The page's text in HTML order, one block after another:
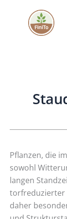
springen
Pflanzen, die
sowohl
langen
torfreduzierter
daher
Drainfähigkeit
und
torfreduzierter
Substrate